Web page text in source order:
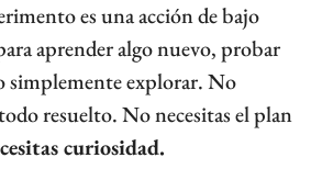
es una acción de bajo
aprender algo nuevo, probar
simplemente explorar. No
resuelto. No necesitas el plan
curiosidad.